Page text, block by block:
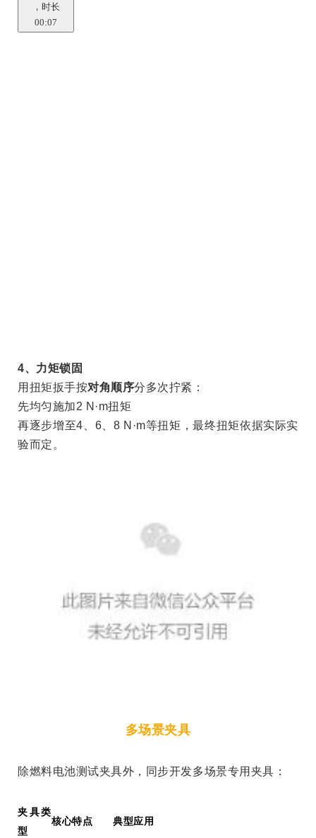
，时长
00:07
4、力矩锁固
用扭矩扳手按对角顺序分多次拧紧：
先均匀施加2 N ·m扭矩
再逐步增至4 6 8 N ·m等扭矩，最终扭矩依据实际实
验而定。
多场景夹具
除燃料电池测试夹具外，同步开发多场景专用夹具：
夹具类
型
核心特点 典型应用